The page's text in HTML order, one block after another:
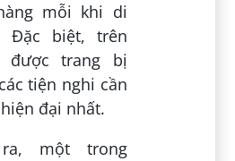
mỗi khi di
Đặc biệt, trên
được trang bị
tiện nghi cần
đại nhất.
một trong